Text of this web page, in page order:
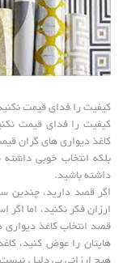
کیفیت را فدای قیمت
کیفیت را فدای قیمت
کاغذ دیواری های گران
بلکه انتخاب خوبی
داشته باشید.
اگر قصد دارید، چندین
ارزان فکر نکنید، اما
قصد انتخاب کاغذ دیواری
هایتان را عوض کنید،